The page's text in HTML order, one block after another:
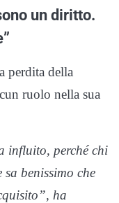
un diritto.
perdita della
ruolo nella sua
influito, perché chi
benissimo che
ha